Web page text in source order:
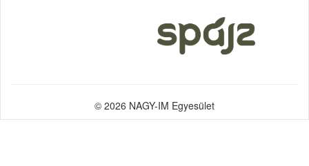
© 2026 NAGY-IM Egyesület